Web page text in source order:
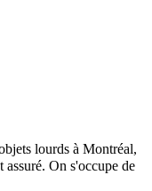
lourds à Montréal,
On s'occupe de